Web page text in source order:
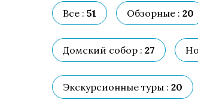
Все : 51 Обзорные : 20
Домский собор : 27
Экскурсионные туры : 20